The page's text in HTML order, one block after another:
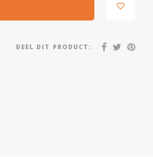
DEEL DIT PRODUCT: